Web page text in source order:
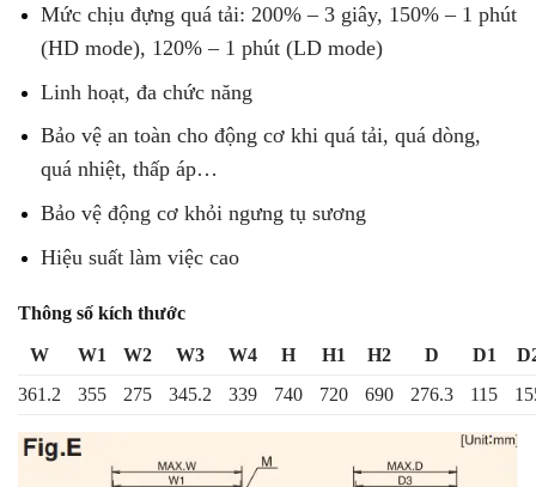
Mức chịu đựng quá tải: 200% – 3 giây, 150% – 1 phút
(HD mode), 120% – 1 phút (LD mode)
Linh hoạt, đa chức năng
Bảo vệ an toàn cho động cơ khi quá tải, quá dòng,
quá nhiệt, thấp áp…
Bảo vệ động cơ khỏi ngưng tụ sương
Hiệu suất làm việc cao
Thông số kích thước
W W1 W2 W3 W4 H H1 H2 D D1
361.2
355 275 345.2 339 740 720 690 276.3 115